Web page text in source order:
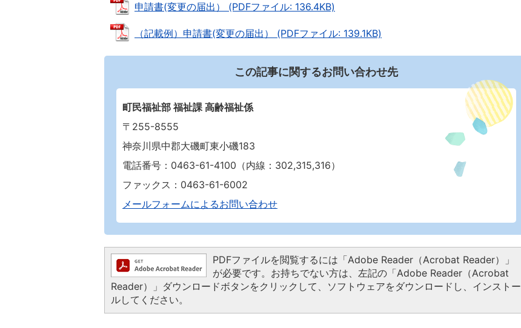
申請書(変更の届出） (PDFファイル: 136.4KB)
（記載例）申請書(変更の届出） (PDFファイル: 139.1KB)
この記事に関するお問い合わせ先
町民福祉部 福祉課 高齢福祉係
〒255-8555
神奈川県中郡大磯町東小磯183
電話番号：0463-61-4100（内線：302,315,316）
ファックス：0463-61-6002
メールフォームによるお問い合わせ
PDFファイルを閲覧するには「Adobe Reader（Acrobat Reader）」
が必要です。お持ちでない方は、左記の「Adobe Reader（Acrobat
Reader）」ダウンロードボタンをクリックして、ソフトウェアをダウンロードし、インストー
ルしてください。